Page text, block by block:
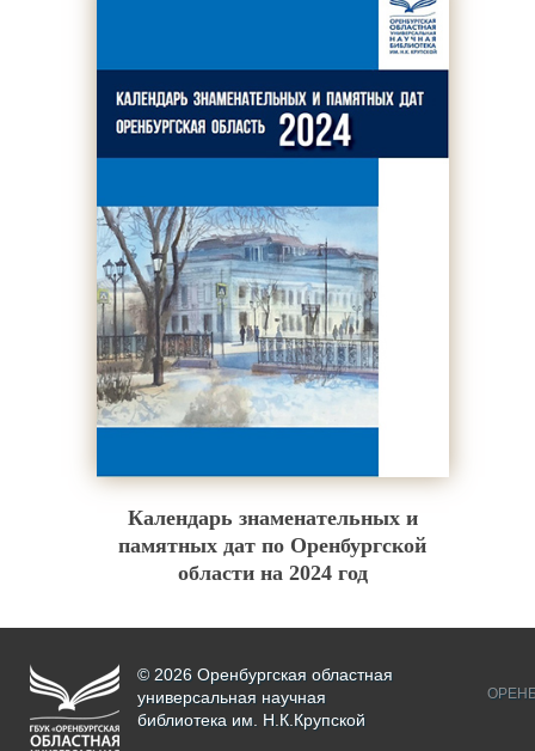
Календарь знаменательных и
памятных дат по Оренбургской
области на 2024 год
© 2026 Оренбургская областная
универсальная научная
библиотека им. Н.К.Крупской